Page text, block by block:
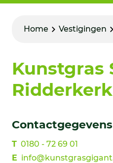
Home Vestigingen
Kunstgras
Ridderkerk
Contactgegevens
T 0180 - 72 69 01
E